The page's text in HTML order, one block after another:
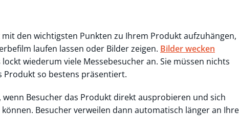
den wichtigsten Punkten zu Ihrem Produkt aufzuhängen,
laufen lassen oder Bilder zeigen. Bilder wecken
lockt wiederum viele Messebesucher an. Sie müssen nichts
Produkt so bestens präsentiert.
Besucher das Produkt direkt ausprobieren und sich
Besucher verweilen dann automatisch länger an